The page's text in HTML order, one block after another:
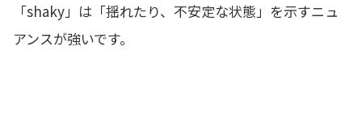
「shaky」は「揺れたり、不安定な状態」を示すニュ
アンスが強いです。